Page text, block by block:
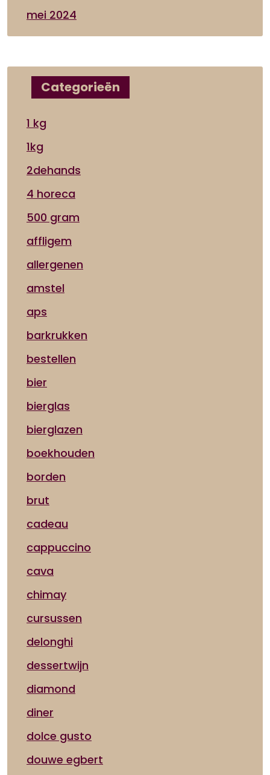
mei 2024
Categorieën
1 kg
1kg
2dehands
4 horeca
500 gram
affligem
allergenen
amstel
aps
barkrukken
bestellen
bier
bierglas
bierglazen
boekhouden
borden
brut
cadeau
cappuccino
cava
chimay
cursussen
delonghi
dessertwijn
diamond
diner
dolce gusto
douwe egbert